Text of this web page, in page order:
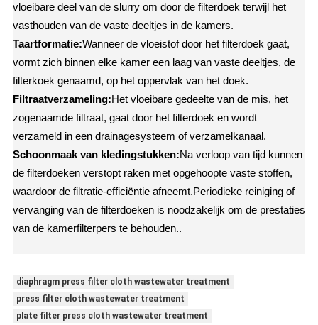
vloeibare deel van de slurry om door de filterdoek terwijl het
vasthouden van de vaste deeltjes in de kamers.
Taartformatie:Wanneer de vloeistof door het filterdoek gaat,
vormt zich binnen elke kamer een laag van vaste deeltjes, de
filterkoek genaamd, op het oppervlak van het doek.
Filtraatverzameling:Het vloeibare gedeelte van de mis, het
zogenaamde filtraat, gaat door het filterdoek en wordt
verzameld in een drainagesysteem of verzamelkanaal.
Schoonmaak van kledingstukken:Na verloop van tijd kunnen
de filterdoeken verstopt raken met opgehoopte vaste stoffen,
waardoor de filtratie-efficiëntie afneemt.Periodieke reiniging of
vervanging van de filterdoeken is noodzakelijk om de prestaties
van de kamerfilterpers te behouden..
diaphragm press filter cloth wastewater treatment
press filter cloth wastewater treatment
plate filter press cloth wastewater treatment